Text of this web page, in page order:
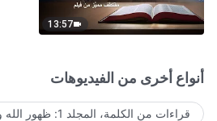
13:57
أنواع أخرى من الفيديوهات
قراءات من الكلمة، المجلد 1: ظهور الله وعمله